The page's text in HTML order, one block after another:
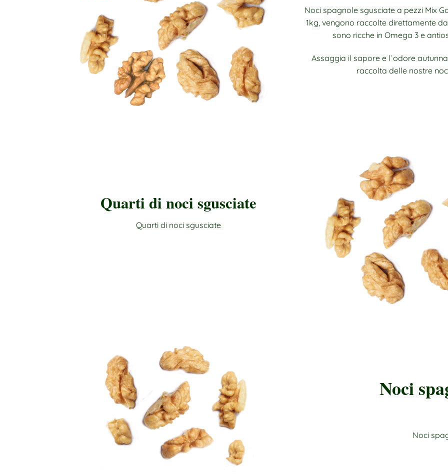
Noci spagnole sgusciate a pezzi Mix
1kg, vengono raccolte direttamente
sono ricche in Omega 3 e
Assaggia il sapore e l´odore
raccolta delle nostre
Quarti di noci sgusciate
Quarti di noci sgusciate
Noci
Noci